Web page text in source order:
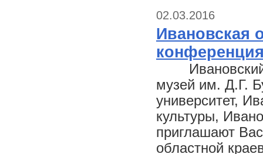
02.03.2016
Ивановская
Ивановский
музей им. Д.Г.
университет,
культуры,
приглашают
областной